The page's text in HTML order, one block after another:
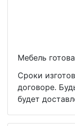
Мебель
Сроки
договоре.
будет